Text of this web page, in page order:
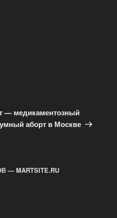
— медикаментозный
аборт в Москве
— MARTSITE.RU